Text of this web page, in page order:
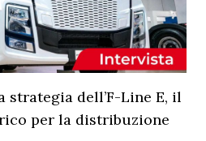
strategia dell’F-Line E, il
per la distribuzione